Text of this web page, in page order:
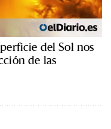
del Sol nos
de las